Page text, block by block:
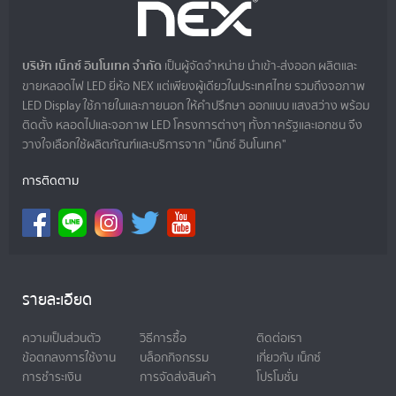
บริษัท เน็กซ์ อินโนเทค จำกัด เป็นผู้จัดจำหน่าย นำเข้า-ส่งออก ผลิตและ
ขายหลอดไฟ LED ยี่ห้อ NEX แต่เพียงผู้เดียวในประเทศไทย รวมถึงจอภาพ
LED Display ใช้ภายในและภายนอก ให้คำปรึกษา ออกแบบ แสงสว่าง พร้อม
ติดตั้ง หลอดไปและจอภาพ LED โครงการต่างๆ ทั้งภาครัฐและเอกชน จึง
วางใจเลือกใช้ผลิตภัณฑ์และบริการจาก "เน็กซ์ อินโนเทค"
การติดตาม
รายละเอียด
ความเป็นส่วนตัว
ข้อตกลงการใช้งาน
การชำระเงิน
วิธีการซื้อ
บล็อกกิจกรรม
การจัดส่งสินค้า
ติดต่อเรา
เกี่ยวกับ เน็กซ์
โปรโมชั่น